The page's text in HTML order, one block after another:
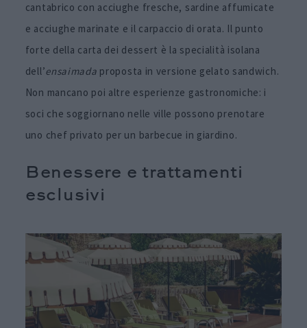
cantabrico con acciughe fresche, sardine affumicate
e acciughe marinate e il carpaccio di orata. Il punto
forte della carta dei dessert è la specialità isolana
dell’ensaimada proposta in versione gelato sandwich.
Non mancano poi altre esperienze gastronomiche: i
soci che soggiornano nelle ville possono prenotare
uno chef privato per un barbecue in giardino.
Benessere e trattamenti
esclusivi